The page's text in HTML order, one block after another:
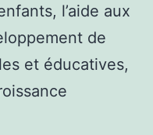
l’aide aux
de
et éducatives,